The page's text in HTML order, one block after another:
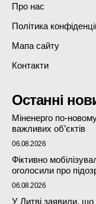
Про нас
Політика
Мапа сайту
Контакти
Останні
Міненерго по-
важливих об’єктів
06.08.2026
Фіктивно
оголосили про
06.08.2026
У Литві заявили, що